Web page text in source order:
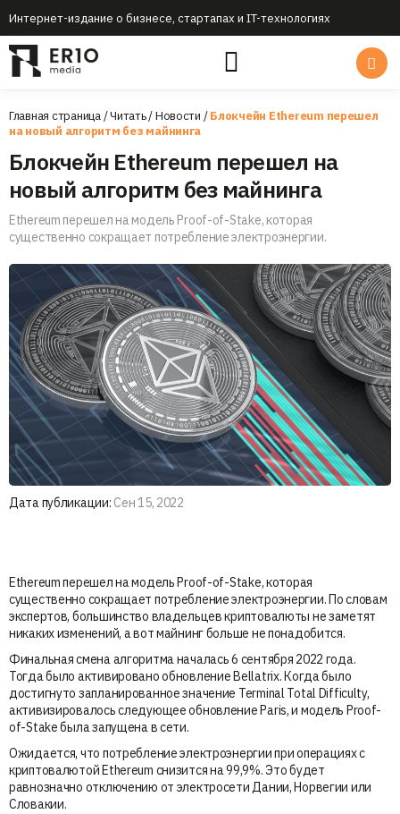
Интернет-издание о бизнесе, стартапах и IT-технологиях
Главная страница/Читать/Новости /Блокчейн Ethereum перешел
на новый алгоритм без майнинга
Блокчейн Ethereum перешел на
новый алгоритм без майнинга
Ethereum перешел на модель Proof-of-Stake, которая
существенно сокращает потребление электроэнергии.
Дата публикации: Сен 15, 2022
Ethereum перешел на модель Proof-of-Stake, которая
существенно сокращает потребление электроэнергии. По словам
экспертов, большинство владельцев криптовалюты не заметят
никаких изменений, а вот майнинг больше не понадобится.
Финальная смена алгоритма началась 6 сентября 2022 года.
Тогда было активировано обновление Bellatrix. Когда было
достигнуто запланированное значение Terminal Total Difficulty,
активизировалось следующее обновление Paris, и модель Proof-
of-Stake была запущена в сети.
Ожидается, что потребление электроэнергии при операциях с
криптовалютой Ethereum снизится на 99,9%. Это будет
равнозначно отключению от электросети Дании, Норвегии или
Словакии.